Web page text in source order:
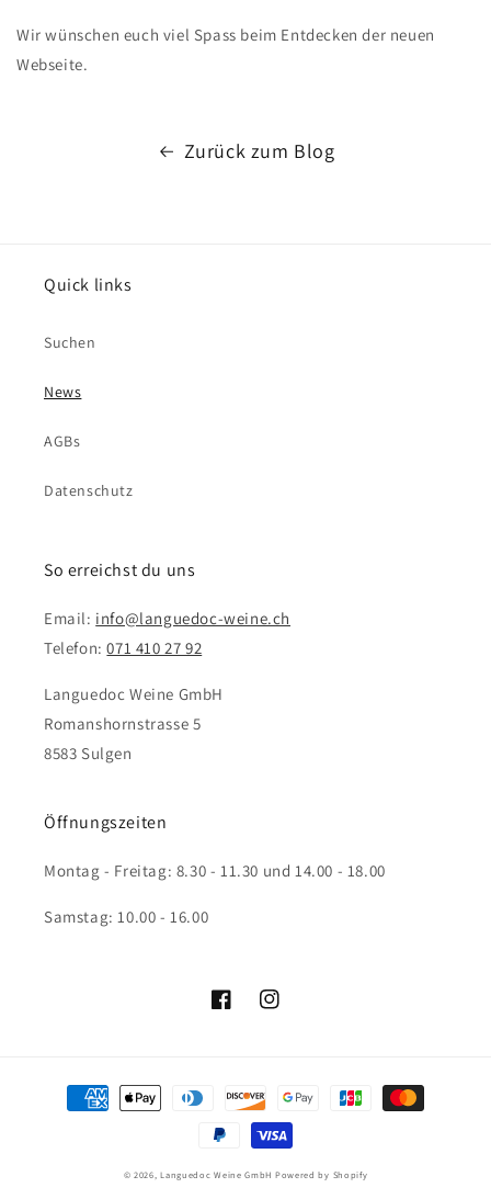
Wir wünschen euch viel Spass beim Entdecken der neuen
Webseite.
Zurück zum Blog
Quick links
Suchen
News
AGBs
Datenschutz
So erreichst du uns
Email: info@languedoc-weine.ch
Telefon:071 410 27 92
Languedoc Weine GmbH
Romanshornstrasse 5
8583 Sulgen
Öffnungszeiten
Montag - Freitag: 8.30 - 11.30 und 14.00 - 18.00
Samstag: 10.00 - 16.00
FacebookInstagram
Zahlungsmethoden
© 2026,Languedoc Weine GmbH Powered by Shopify